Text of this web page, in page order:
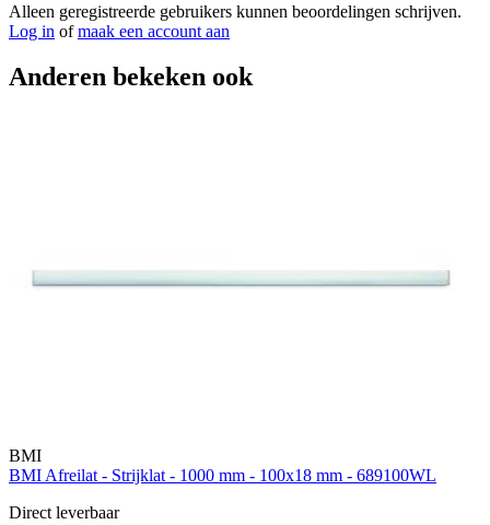
Alleen geregistreerde gebruikers kunnen beoordelingen schrijven.
Log in ofmaak een account aan
Anderen bekeken ook
BMI
BMI Afreilat - Strijklat - 1000 mm - 100x18 mm - 689100WL
Direct leverbaar